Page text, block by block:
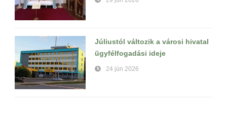
Júliustól változik a városi hivatal
ügyfélfogadási ideje
24 jún 2026